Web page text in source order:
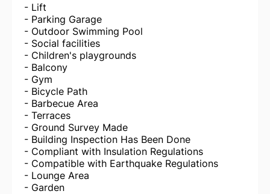
- Lift
- Parking Garage
- Outdoor Swimming Pool
- Social facilities
- Children's playgrounds
- Balcony
- Gym
- Bicycle Path
- Barbecue Area
- Terraces
- Ground Survey Made
- Building Inspection Has Been Done
- Compliant with Insulation Regulations
- Compatible with Earthquake Regulations
- Lounge Area
- Garden